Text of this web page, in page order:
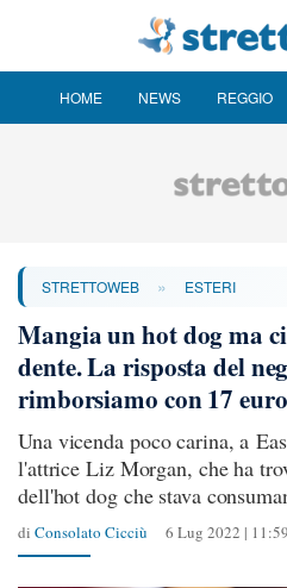
HOME NEWS REGGIO
STRETTOWEB » ESTERI
Mangia un hot dog ma
dente. La risposta del
rimborsiamo con 17
Una vicenda poco carina, a
l'attrice Liz Morgan, che ha
dell'hot dog che stava
di Consolato Cicciù 6 Lug 2022 | 11:59